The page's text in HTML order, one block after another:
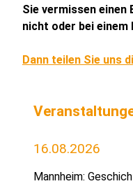
Sie vermissen
nicht oder bei
Dann teilen Sie uns
16.08.2026
Mannheim: